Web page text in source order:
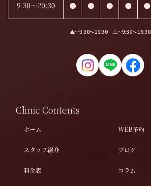
9:30～20:30 ● ● ● ● ●
▲…9:30〜19:30 △…9:30〜16:30
Clinic Contents
ホーム
スタッフ紹介
料金表
WEB予約
ブログ
コラム